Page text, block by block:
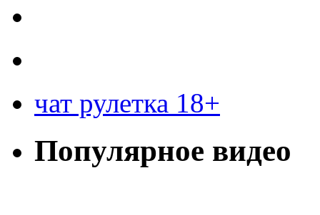
чат рулетка 18+
Популярное видео